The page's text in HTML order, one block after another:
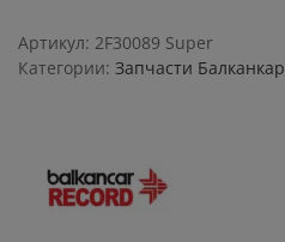
01/02
168213
ЕВ717
Артикул: 2F30089 Super
Категории: Запчасти Балканкар